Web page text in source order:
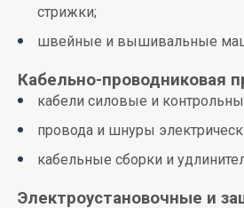
стрижки;
швейные и вышивальные
Кабельно-проводниковая
кабели силовые и
провода и шнуры
кабельные сборки и
Электроустановочные и